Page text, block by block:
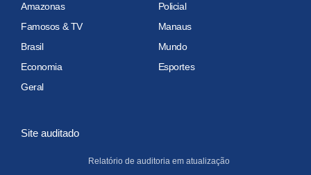
Amazonas
Policial
Famosos & TV
Manaus
Brasil
Mundo
Economia
Esportes
Geral
Site auditado
Relatório de auditoria em atualização